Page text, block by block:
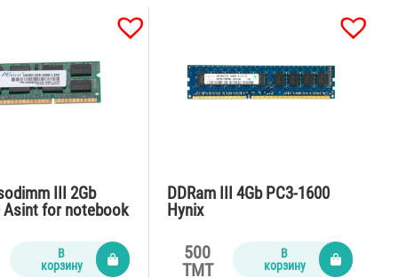
III 2Gb
Asint for notebook
В
корзину
DDRam III 4Gb PC3-1600
Hynix
500
TMT
В
корзину